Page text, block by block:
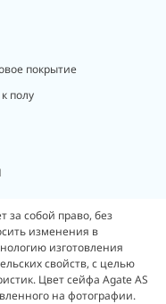
покрытие
полу
за собой право, без
изменения в
изготовления
свойств, с целью
Цвет сейфа Agate AS
на фотографии.